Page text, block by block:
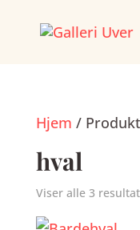
Hjem /
hval
Viser alle 3